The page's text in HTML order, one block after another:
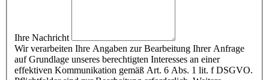
Ihre Nachricht
Wir verarbeiten Ihre Angaben zur Bearbeitung Ihrer Anfrage
auf Grundlage unseres berechtigten Interesses an einer
effektiven Kommunikation gemäß Art. 6 Abs. 1 lit. f DSGVO.